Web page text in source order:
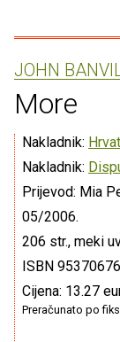
JOHN
More
Nakladnik:
Nakladnik:
Prijevod: Mia
05/2006.
206 str., meki
ISBN
Cijena: 13.27
Preračunato po